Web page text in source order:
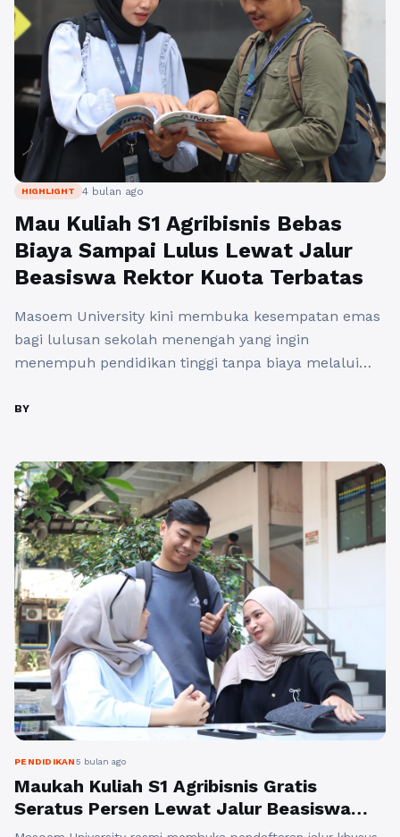
HIGHLIGHT 4 bulan ago
Mau Kuliah S1 Agribisnis Bebas
Biaya Sampai Lulus Lewat Jalur
Beasiswa Rektor Kuota Terbatas
Masoem University kini membuka kesempatan emas
bagi lulusan sekolah menengah yang ingin
menempuh pendidikan tinggi tanpa biaya melalui
pembebasan biaya hingga seratus persen pada awal
sektor pertanian modern karena memberikan
manfaat akademik luar biasa serta sangat ...
Baca
Selengkapnya
BY
PENDIDIKAN5 bulan ago
Maukah Kuliah S1 Agribisnis Gratis
Seratus Persen Lewat Jalur Beasiswa
Rektor Gelombang Pertama?